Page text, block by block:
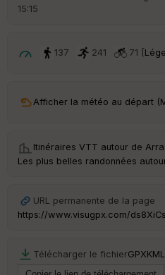
15:15
137 241 71 [
Afficher la météo au départ
Itinéraires VTT autour de
Les plus belles randonnées
URL permanente de la page
https://www.visugpx.com/
Télécharger le fichierGPXKML